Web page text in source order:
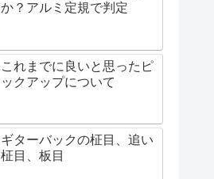
か？アルミ定規で判定
これまでに良いと思ったピ
ックアップについて
ギターバックの柾目、追い
柾目、板目